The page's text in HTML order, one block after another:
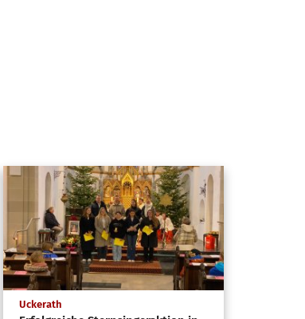
Uckerath: